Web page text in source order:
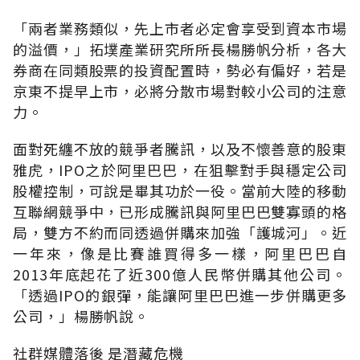
「兩者業務類似，先上市者必定會享受到資本市場
的溢價，」拓墣產業研究所所長楊勝帆分析，各大
券商在同類股票的投資配置時，勢必有偏好，若是
京東不提早上市，必將分散市場對較小公司的注意
力。
面對死纏不放的競爭者騰訊，以及不懷善意的股東
雅虎，IPO之於阿里巴巴，在狙擊對手與穩定公司
股權控制，可說是畢其功於一役。當前大陸的移動
互聯網競爭中，已形成騰訊與阿里巴巴雙寡頭的格
局，雙方不約而同透過併購來加強「護城河」。近
一年來，像是比賽誰買得多一樣，阿里巴巴自
2013年底起花了近300億人民幣併購其他公司。
「透過IPO的銀彈，能讓阿里巴巴進一步併購更多
公司，」楊勝帆說。
社群媒體落後 是潛藏危機